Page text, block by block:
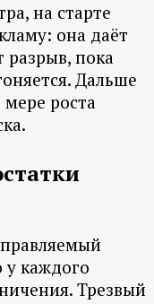
на старте
она даёт
разрыв, пока
Дальше
мере роста
у каждого
Трезвый